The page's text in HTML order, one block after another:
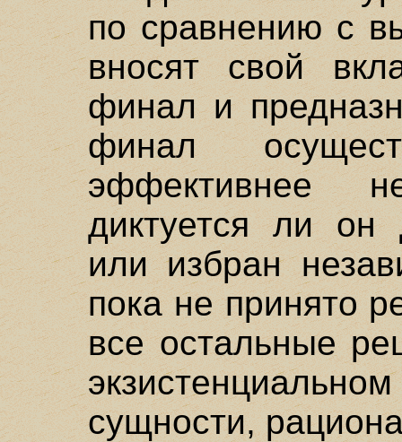
по сравнению с
вносят свой
финал и
финал
эффективнее
диктуется ли он
или избран
пока не принято
все остальные
сущности,